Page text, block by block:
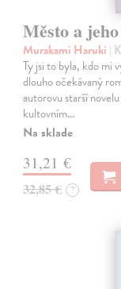
Město a
Murakami Haruki |
Ty jsi to byla, kdo mi
dlouho očekávaný
autorovu starší
kultovním…
Na sklade
31,21 €
32,85 € ?